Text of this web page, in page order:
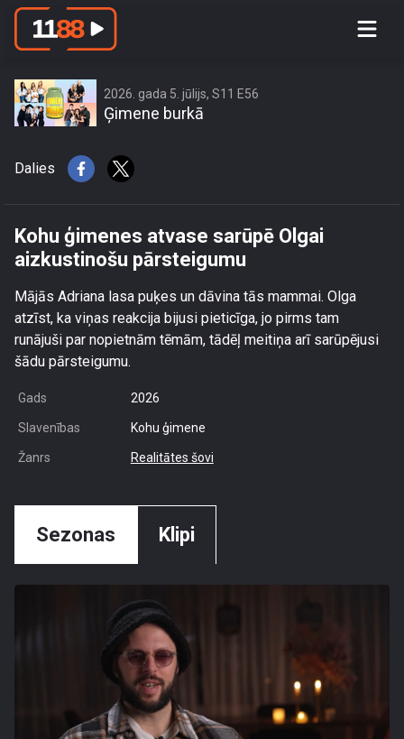
Kohu ģimenes atvase sarūpē Olgai
2026. gada 5. jūlijs, S11 E56
Ģimene burkā
Dalies
Kohu ģimenes atvase sarūpē Olgai
aizkustinošu pārsteigumu
Mājās Adriana lasa puķes un dāvina tās mammai. Olga
atzīst, ka viņas reakcija bijusi pieticīga, jo pirms tam
runājuši par nopietnām tēmām, tādēļ meitiņa arī sarūpējusi
šādu pārsteigumu.
Gads 2026
Slavenības Kohu ģimene
Žanrs Realitātes šovi
Sezonas Klipi